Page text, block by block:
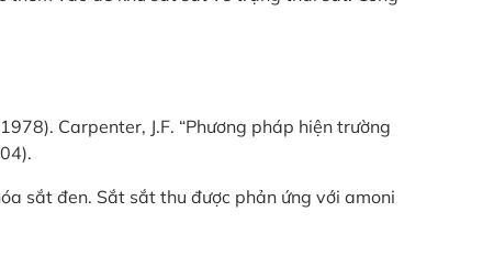
Carpenter, J.F. “Phương pháp hiện trường
sắt đen. Sắt sắt thu được phản ứng với amoni